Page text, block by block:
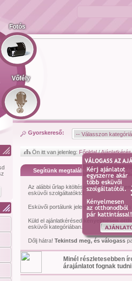
Fotós
Vőfély
Gyorskereső:
Ön itt van jelenleg: Főoldal/Ajánlatkérés
Segítünk megtalálni az esküvői
Az alábbi űrlap kitöltésével kérhetsz
esküvői szolgáltatóktól.
Esküvői portálunk jelenleg 1474esküvői
Küld el ajánlatkérésed
esküvői kategóriában.
Dőlj hátra! Tekintsd meg, és válogass
Minél részletesebben
árajánlatot fognak